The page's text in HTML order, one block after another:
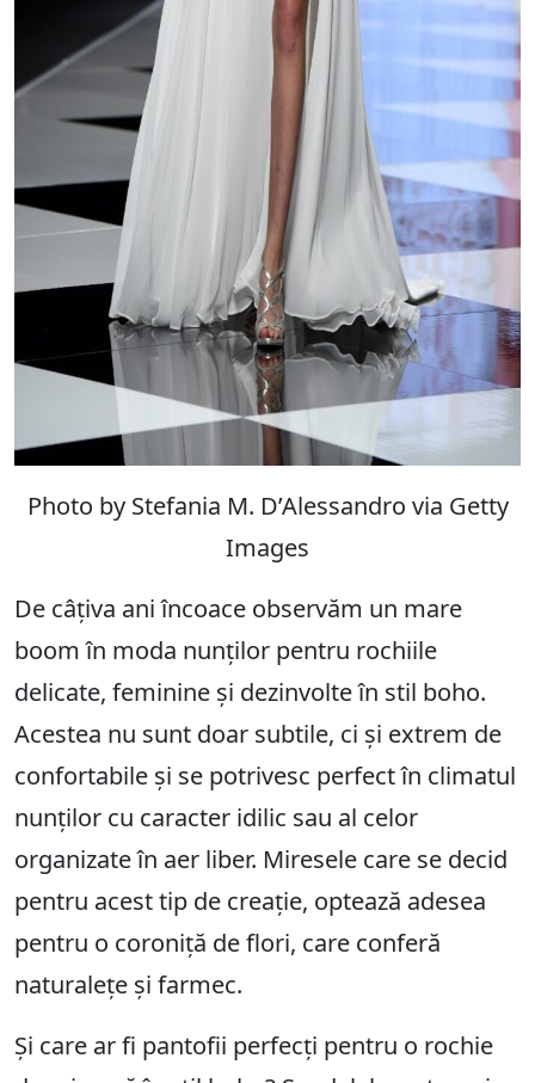
Photo by Stefania M. D’Alessandro via Getty
Images
De câțiva ani încoace observăm un mare
boom în moda nunților pentru rochiile
delicate, feminine și dezinvolte în stil boho.
Acestea nu sunt doar subtile, ci și extrem de
confortabile și se potrivesc perfect în climatul
nunților cu caracter idilic sau al celor
organizate în aer liber. Miresele care se decid
pentru acest tip de creație, optează adesea
pentru o coroniță de flori, care conferă
naturalețe și farmec.
Și care ar fi pantofii perfecți pentru o rochie